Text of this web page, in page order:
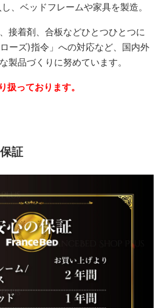
、ベッドフレームや家具を製造。
接着剤、合板などひとつひとつに
ーズ)指令」への対応など、国内外
製品づくりに努めています。
っております。
証